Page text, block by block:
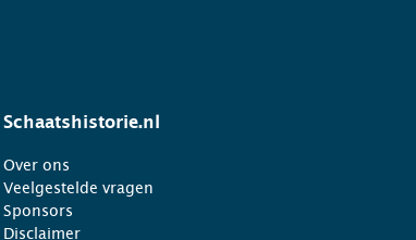
Schaatshistorie.nl
Over ons
Veelgestelde vragen
Sponsors
Disclaimer